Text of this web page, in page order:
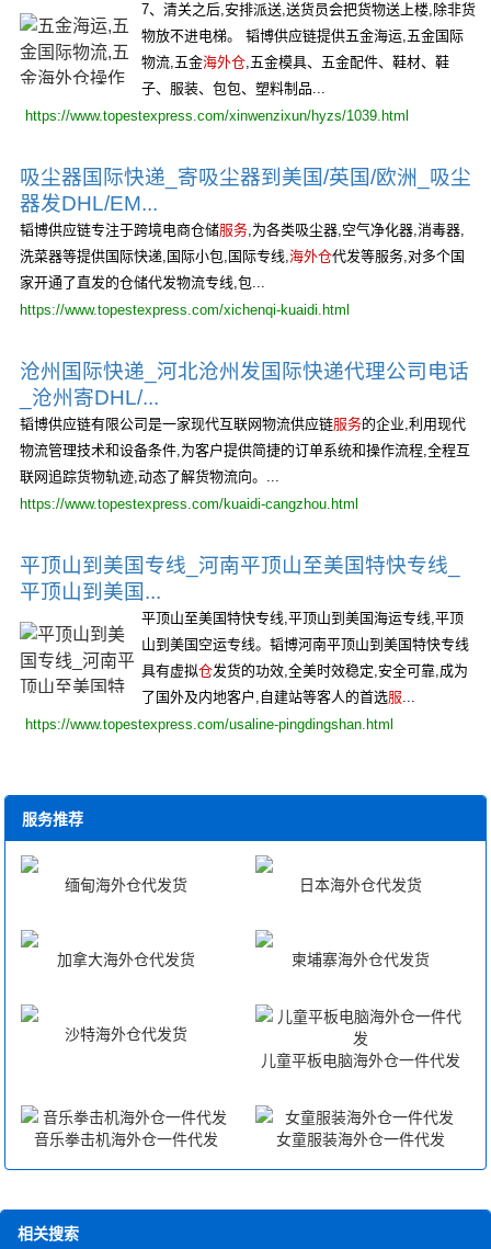
7、清关之后,安排派送,送货员会把货物送上楼,除非货
物放不进电梯。 韬博供应链提供五金海运,五金国际
物流,五金海外仓,五金模具、五金配件、鞋材、鞋
子、服装、包包、塑料制品...
https://www.topestexpress.com/xinwenzixun/hyzs/1039.html
吸尘器国际快递_寄吸尘器到美国/英国/欧洲_吸尘
器发DHL/EM...
韬博供应链专注于跨境电商仓储服务,为各类吸尘器,空气净化器,消毒器,
洗菜器等提供国际快递,国际小包,国际专线,海外仓代发等服务,对多个国
家开通了直发的仓储代发物流专线,包...
https://www.topestexpress.com/xichenqi-kuaidi.html
沧州国际快递_河北沧州发国际快递代理公司电话
_沧州寄DHL/...
韬博供应链有限公司是一家现代互联网物流供应链服务的企业,利用现代
物流管理技术和设备条件,为客户提供简捷的订单系统和操作流程,全程互
联网追踪货物轨迹,动态了解货物流向。...
https://www.topestexpress.com/kuaidi-cangzhou.html
平顶山到美国专线_河南平顶山至美国特快专线_
平顶山到美国...
平顶山至美国特快专线,平顶山到美国海运专线,平顶
山到美国空运专线。韬博河南平顶山到美国特快专线
具有虚拟仓发货的功效,全美时效稳定,安全可靠,成为
了国外及内地客户,自建站等客人的首选服...
https://www.topestexpress.com/usaline-pingdingshan.html
服务推荐
缅甸海外仓代发货 日本海外仓代发货
加拿大海外仓代发货 柬埔寨海外仓代发货
沙特海外仓代发货
儿童平板电脑海外仓一件代发
音乐拳击机海外仓一件代发 女童服装海外仓一件代发
相关搜索